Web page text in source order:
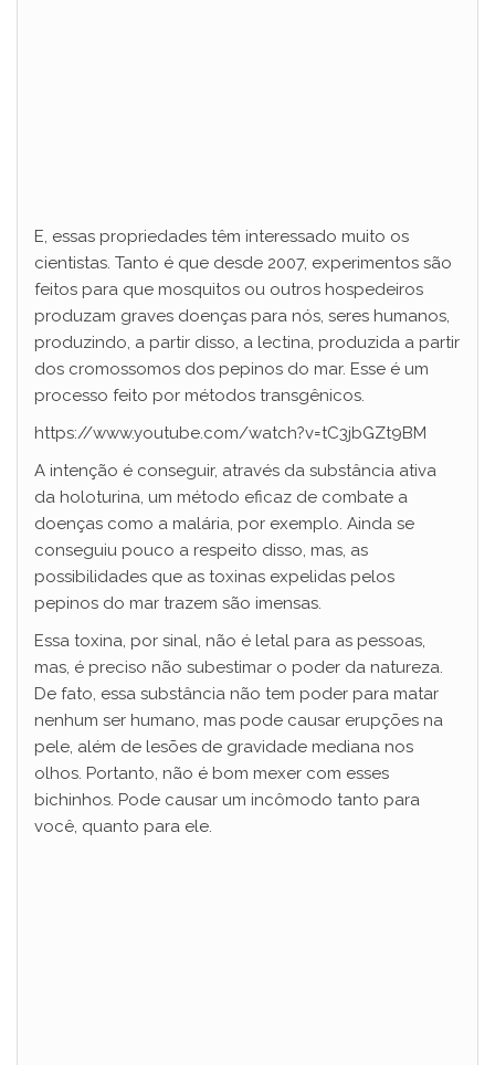
E, essas propriedades têm interessado muito os
cientistas. Tanto é que desde 2007, experimentos são
feitos para que mosquitos ou outros hospedeiros
produzam graves doenças para nós, seres humanos,
produzindo, a partir disso, a lectina, produzida a partir
dos cromossomos dos pepinos do mar. Esse é um
processo feito por métodos transgênicos.
https://www.youtube.com/watch?v=tC3jbGZt9BM
A intenção é conseguir, através da substância ativa
da holoturina, um método eficaz de combate a
doenças como a malária, por exemplo. Ainda se
conseguiu pouco a respeito disso, mas, as
possibilidades que as toxinas expelidas pelos
pepinos do mar trazem são imensas.
Essa toxina, por sinal, não é letal para as pessoas,
mas, é preciso não subestimar o poder da natureza.
De fato, essa substância não tem poder para matar
nenhum ser humano, mas pode causar erupções na
pele, além de lesões de gravidade mediana nos
olhos. Portanto, não é bom mexer com esses
bichinhos. Pode causar um incômodo tanto para
você, quanto para ele.